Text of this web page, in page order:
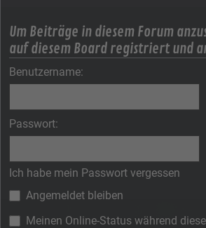
Um Beiträge in diesem Forum
auf diesem Board registriert und
Benutzername:
Passwort:
Ich habe mein Passwort vergessen
Angemeldet bleiben
Meinen Online-Status während